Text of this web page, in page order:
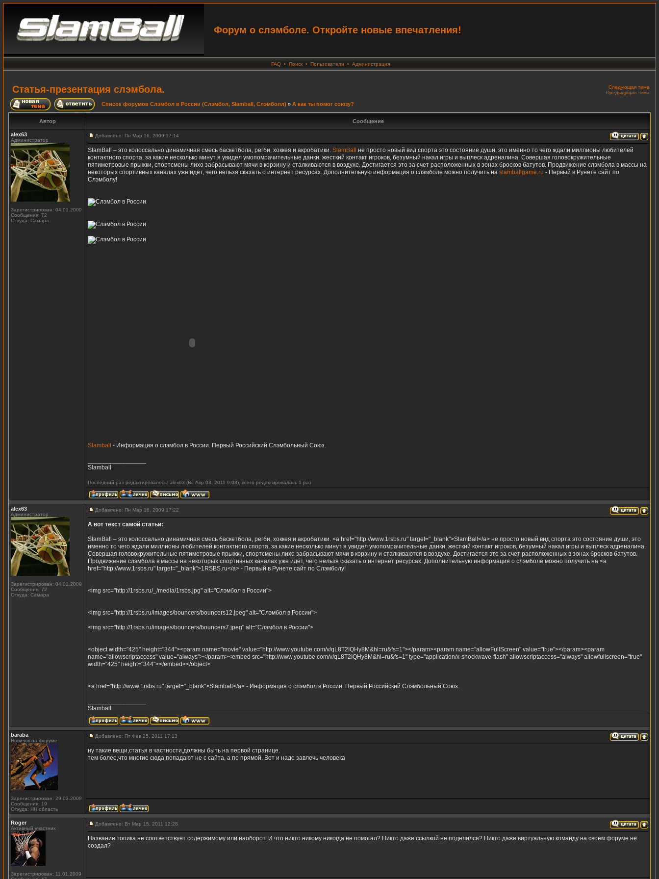
Форум о слэмболе. Откройте новые впечатления!
FAQ• Поиск• Пользователи • Администрация
Статья-презентация слэмбола.
Следующая тема
Предыдущая тема
Список форумов Слэмбол в России (Слэмбол, Slamball, Слэмболл) » А как ты помог союзу?
Автор Сообщение
alex63
Администратор
Зарегистрирован: 04.01.2009
Сообщения: 72
Откуда: Самара
Добавлено: Пн Мар 16, 2009 17:14
SlamBall – это колоссально динамичная смесь баскетбола, регби, хоккея и акробатики. SlamBall
не просто новый вид спорта это состояние души, это именно то чего ждали миллионы любителей
контактного спорта, за какие несколько минут я увидел умопомрачительные данки, жесткий контакт игроков, безумный накал игры и выплеск адреналина. Совершая головокружительные
пятиметровые прыжки, спортсмены лихо забрасывают мячи в корзину и сталкиваются в воздухе. Достигается это за счет расположенных в зонах бросков батутов. Продвижение слэмбола в массы на
некоторых спортивных каналах уже идёт, чего нельзя сказать о интернет ресурсах. Дополнительную информация о слэмболе можно получить на slamballgame.ru - Первый в Рунете сайт по
Слэмболу!
Slamball - Информация о слэмбол в России. Первый Российский Слэмбольный Союз.
Slamball
Последний раз редактировалось: alex63 (Вс Апр 03, 2011 9:03), всего редактировалось 1 раз
alex63
Администратор
Зарегистрирован: 04.01.2009
Сообщения: 72
Откуда: Самара
Добавлено: Пн Мар 16, 2009 17:22
А вот текст самой статьи:
SlamBall – это колоссально динамичная смесь баскетбола, регби, хоккея и акробатики. <a href="http://www.1rsbs.ru" target="_blank">SlamBall</a> не просто новый вид спорта это состояние души, это
именно то чего ждали миллионы любителей контактного спорта, за какие несколько минут я увидел умопомрачительные данки, жесткий контакт игроков, безумный накал игры и выплеск адреналина.
Совершая головокружительные пятиметровые прыжки, спортсмены лихо забрасывают мячи в корзину и сталкиваются в воздухе. Достигается это за счет расположенных в зонах бросков батутов.
Продвижение слэмбола в массы на некоторых спортивных каналах уже идёт, чего нельзя сказать о интернет ресурсах. Дополнительную информация о слэмболе можно получить на <a
href="http://www.1rsbs.ru" target="_blank">1RSBS.ru</a> - Первый в Рунете сайт по Слэмболу!
<img src="http://1rsbs.ru/_/media/1rsbs.jpg" alt="Слэмбол в России">
<img src="http://1rsbs.ru/images/bouncers/bouncers12.jpeg" alt="Слэмбол в России">
<img src="http://1rsbs.ru/images/bouncers/bouncers7.jpeg" alt="Слэмбол в России">
<object width="425" height="344"><param name="movie" value="http://www.youtube.com/v/qL8T2IQHy8M&hl=ru&fs=1"></param><param name="allowFullScreen" value="true"></param><param
name="allowscriptaccess" value="always"></param><embed src="http://www.youtube.com/v/qL8T2IQHy8M&hl=ru&fs=1" type="application/x-shockwave-flash" allowscriptaccess="always" allowfullscreen="true"
width="425" height="344"></embed></object>
<a href="http://www.1rsbs.ru" target="_blank">Slamball</a> - Информация о слэмбол в России. Первый Российский Слэмбольный Союз.
Slamball
baraba
Новичок на форуме
Зарегистрирован: 29.03.2009
Сообщения: 19
Откуда: НН область
Добавлено: Пт Фев 25, 2011 17:13
ну такие вещи,статья в частности,должны быть на первой странице.
тем более,что многие сюда попадают не с сайта, а по прямой. Вот и надо завлечь человека
Roger
Активный участник
Зарегистрирован: 11.01.2009
Добавлено: Вт Мар 15, 2011 12:28
Название топика не соответствует содержимому или наоборот. И что никто никому никогда не помогал? Никто даже ссылкой не поделился? Никто даже виртуальную команду на своем форуме не
создал?